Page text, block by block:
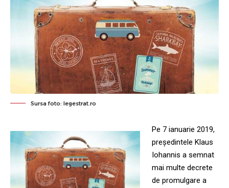
Sursa foto: legestrat.ro
Pe 7 ianuarie 2019,
președintele Klaus
Iohannis a semnat
mai multe decrete
de promulgare a